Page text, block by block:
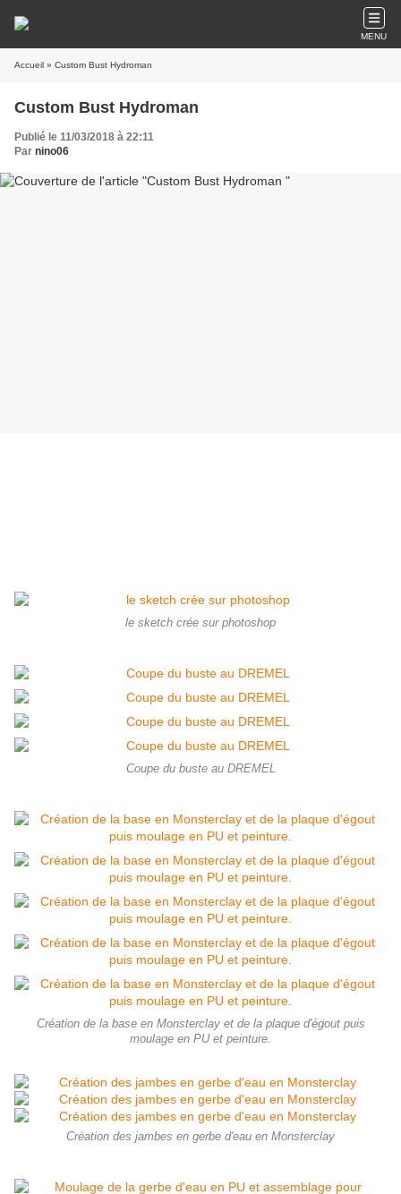
MENU
Accueil » Custom Bust Hydroman
Custom Bust Hydroman
Publié le 11/03/2018 à 22:11
Par nino06
le sketch crée sur photoshop
Coupe du buste au DREMEL
Création de la base en Monsterclay et de la plaque d'égout puis
moulage en PU et peinture.
Création des jambes en gerbe d'eau en Monsterclay